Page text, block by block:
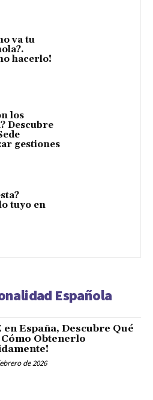
va tu
hacerlo!
los
Descubre
gestiones
tuyo en
Española
en España, Descubre Qué
Cómo Obtenerlo
de 2026